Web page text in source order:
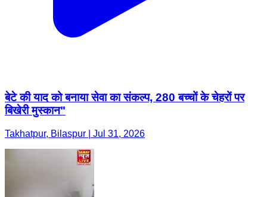
बेटे की याद को बनाया सेवा का संकल्प, 280 बच्चों के चेहरों पर
बिखेरी मुस्कान"
Takhatpur, Bilaspur | Jul 31, 2026